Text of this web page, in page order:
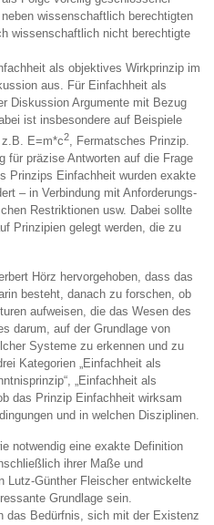
wissenschaftlich berechtigten
wissenschaftlich nicht berechtigte
als objektives Wirkprinzip im
aus. Für Einfachheit als
Diskussion Argumente mit Bezug
ist insbesondere auf Beispiele
z.B. E=m*c2, Fermatsches Prinzip.
für präzise Antworten auf die Frage
Prinzips Einfachheit wurden exakte
– in Verbindung mit Anforderungs-
Restriktionen usw. Dabei sollte
Prinzipien gelegt werden, die zu
Hörz hervorgehoben, dass das
besteht, danach zu forschen, ob
aufweisen, die das Wesen des
darum, auf der Grundlage von
Systeme zu erkennen und zu
Kategorien „Einfachheit als
„Einfachheit als
das Prinzip Einfachheit wirksam
und in welchen Disziplinen.
notwendig eine exakte Definition
ihrer Maße und
Lutz-Günther Fleischer entwickelte
Grundlage sein.
das Bedürfnis, sich mit der Existenz